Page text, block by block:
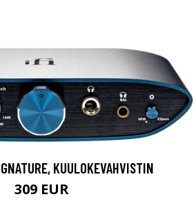
KUULOKEVAHVISTIN
309 EUR